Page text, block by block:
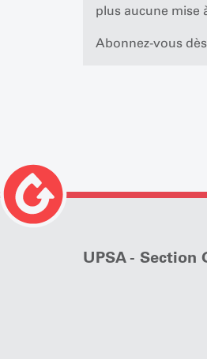
plus aucune mise
Abonnez-vous
UPSA - Section